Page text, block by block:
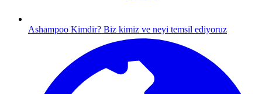
Ashampoo Kimdir? Biz kimiz ve neyi temsil ediyoruz